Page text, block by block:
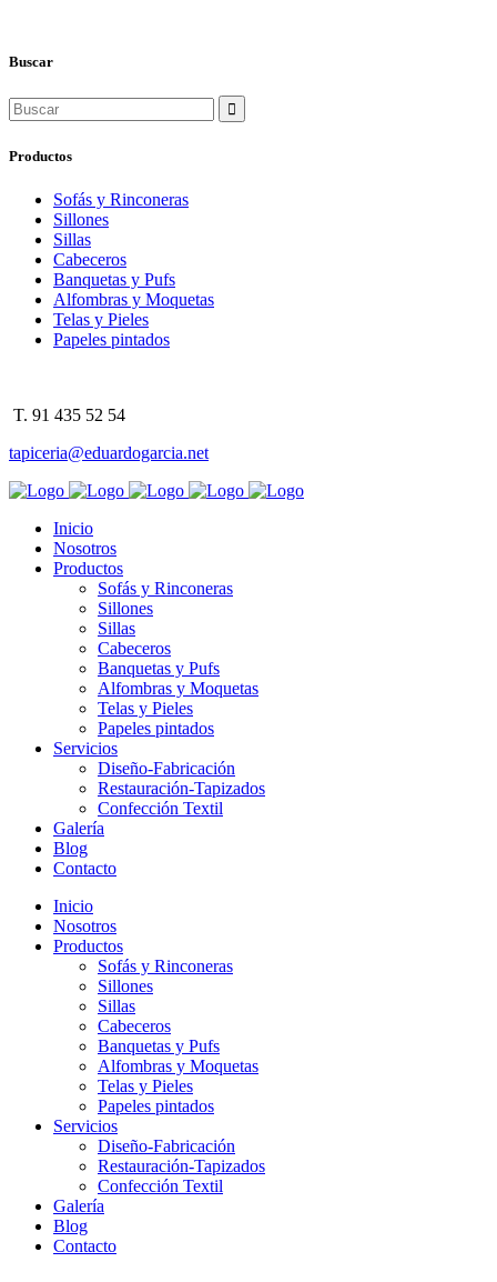
Buscar
Search
for:
Productos
Sofás y Rinconeras
Sillones
Sillas
Cabeceros
Banquetas y Pufs
Alfombras y Moquetas
Telas y Pieles
Papeles pintados
T. 91 435 52 54
tapiceria@eduardogarcia.net
Inicio
Nosotros
Productos
Sofás y Rinconeras
Sillones
Sillas
Cabeceros
Banquetas y Pufs
Alfombras y Moquetas
Telas y Pieles
Papeles pintados
Servicios
Diseño-Fabricación
Restauración-Tapizados
Confección Textil
Galería
Blog
Contacto
Inicio
Nosotros
Productos
Sofás y Rinconeras
Sillones
Sillas
Cabeceros
Banquetas y Pufs
Alfombras y Moquetas
Telas y Pieles
Papeles pintados
Servicios
Diseño-Fabricación
Restauración-Tapizados
Confección Textil
Galería
Blog
Contacto